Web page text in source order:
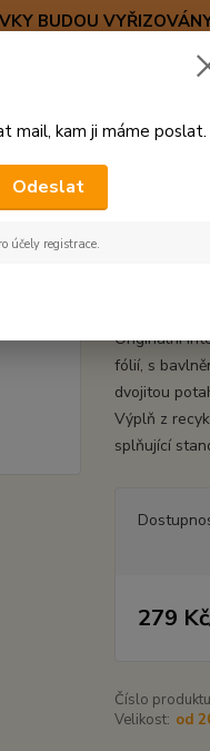
BUDOU
(+420)
Originální
fólií, s
dvojitou
Výplň z
splňující
279 Kč
Číslo
Velikost: od
mail, kam ji máme poslat.
Odeslat
účely registrace.